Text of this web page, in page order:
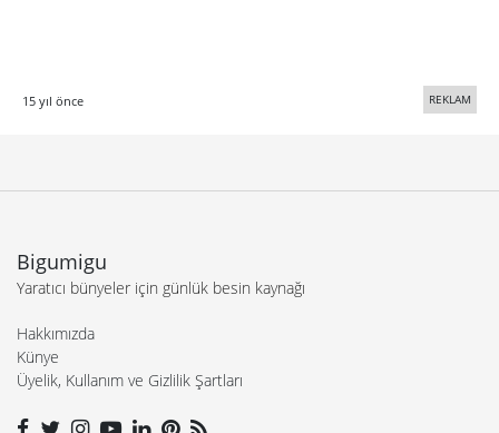
15 yıl önce REKLAM
Bigumigu
Yaratıcı bünyeler için günlük besin kaynağı
Hakkımızda
Künye
Üyelik, Kullanım ve Gizlilik Şartları